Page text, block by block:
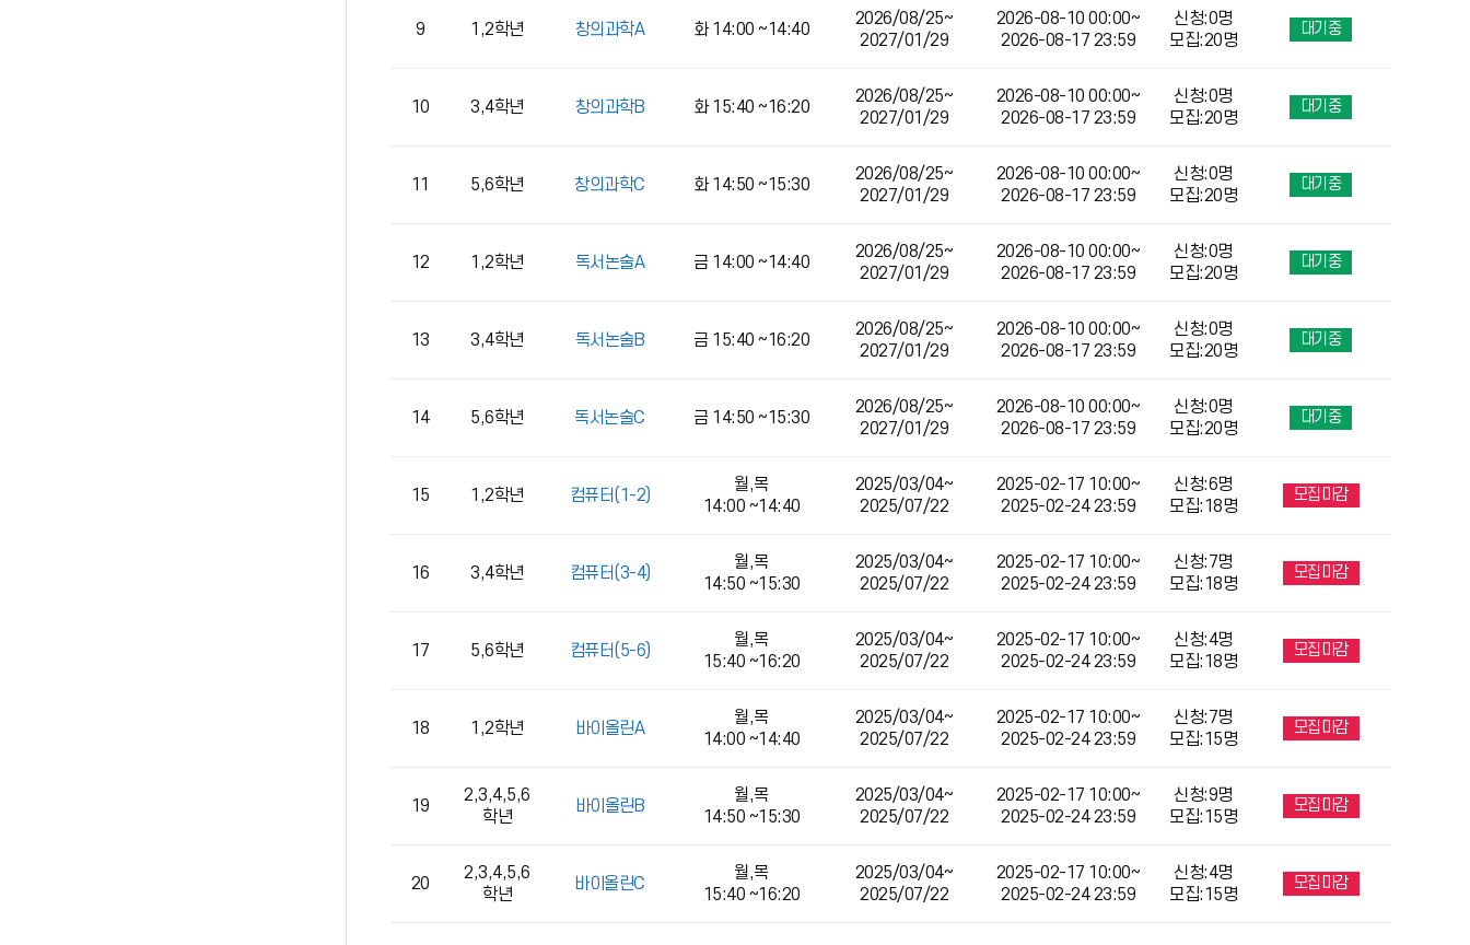
9 1,2학년 창의과학A 화 14:00 ~14:40
2026/08/25~
2027/01/29
2026-08-10 00:00~
2026-08-17 23:59
신청:0명
모집:20명
대기중
10 3,4학년 창의과학B 화 15:40 ~16:20
2026/08/25~
2027/01/29
2026-08-10 00:00~
2026-08-17 23:59
신청:0명
모집:20명
대기중
11 5,6학년 창의과학C 화 14:50 ~15:30
2026/08/25~
2027/01/29
2026-08-10 00:00~
2026-08-17 23:59
신청:0명
모집:20명
대기중
12 1,2학년 독서논술A 금 14:00 ~14:40
2026/08/25~
2027/01/29
2026-08-10 00:00~
2026-08-17 23:59
신청:0명
모집:20명
대기중
13 3,4학년 독서논술B 금 15:40 ~16:20
2026/08/25~
2027/01/29
2026-08-10 00:00~
2026-08-17 23:59
신청:0명
모집:20명
대기중
14 5,6학년 독서논술C 금 14:50 ~15:30
2026/08/25~
2027/01/29
2026-08-10 00:00~
2026-08-17 23:59
신청:0명
모집:20명
대기중
15 1,2학년 컴퓨터(1-2)
월,목
14:00 ~14:40
2025/03/04~
2025/07/22
2025-02-17 10:00~
2025-02-24 23:59
신청:6명
모집:18명
모집마감
16 3,4학년 컴퓨터(3-4)
월,목
14:50 ~15:30
2025/03/04~
2025/07/22
2025-02-17 10:00~
2025-02-24 23:59
신청:7명
모집:18명
모집마감
17 5,6학년 컴퓨터(5-6)
월,목
15:40 ~16:20
2025/03/04~
2025/07/22
2025-02-17 10:00~
2025-02-24 23:59
신청:4명
모집:18명
모집마감
18 1,2학년 바이올린A
월,목
14:00 ~14:40
2025/03/04~
2025/07/22
2025-02-17 10:00~
2025-02-24 23:59
신청:7명
모집:15명
모집마감
19
2,3,4,5,6
학년
바이올린B
월,목
14:50 ~15:30
2025/03/04~
2025/07/22
2025-02-17 10:00~
2025-02-24 23:59
신청:9명
모집:15명
모집마감
20
2,3,4,5,6
학년
바이올린C
월,목
15:40 ~16:20
2025/03/04~
2025/07/22
2025-02-17 10:00~
2025-02-24 23:59
신청:4명
모집:15명
모집마감